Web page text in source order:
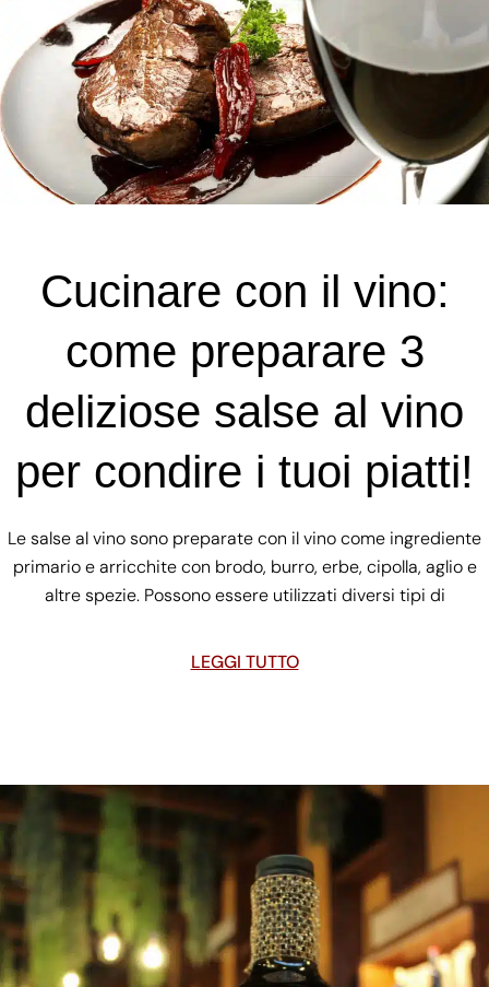
Cucinare con il vino:
come preparare 3
deliziose salse al vino
per condire i tuoi piatti!
Le salse al vino sono preparate con il vino come ingrediente
primario e arricchite con brodo, burro, erbe, cipolla, aglio e
altre spezie. Possono essere utilizzati diversi tipi di
LEGGI TUTTO